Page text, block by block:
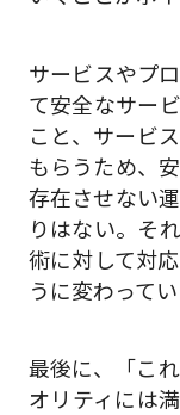
サービスやプ
て安全なサー
こと、サービ
もらうため、
存在させない
りはない。そ
術に対して対
うに変わって
最後に、「こ
オリティには